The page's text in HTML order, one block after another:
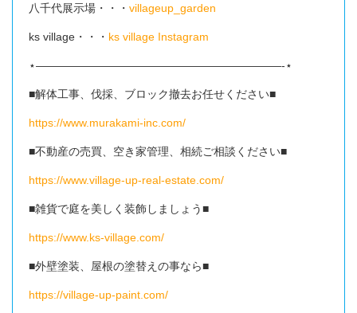
八千代展示場・・・ villageup_garden
ks village・・・ ks village Instagram
⋆——————————————————————-⋆
■解体工事、伐採、ブロック撤去お任せください■
https://www.murakami-inc.com/
■不動産の売買、空き家管理、相続ご相談ください■
https://www.village-up-real-estate.com/
■雑貨で庭を美しく装飾しましょう■
https://www.ks-village.com/
■外壁塗装、屋根の塗替えの事なら■
https://village-up-paint.com/